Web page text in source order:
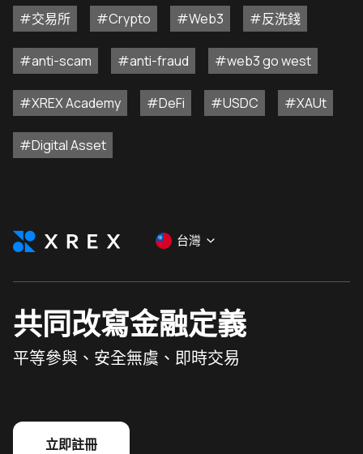
#交易所 #Crypto #Web3 #反洗錢
#anti-scam #anti-fraud #web3 go west
#XREX Academy #DeFi #USDC #XAUt
#Digital Asset
台灣
共同改寫金融定義
平等參與、安全無虞、即時交易
立即註冊